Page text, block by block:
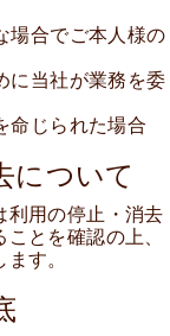
場合でご本人様の
に当社が業務を委
命じられた場合
について
利用の停止・消去
とを確認の上、
す。